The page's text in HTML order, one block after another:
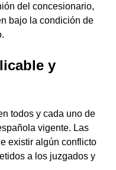
del concesionario,
bajo la condición de
y
todos y cada uno de
vigente. Las
existir algún conflicto
a los juzgados y